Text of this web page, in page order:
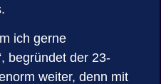
ich gerne
begründet der 23-
weiter, denn mit